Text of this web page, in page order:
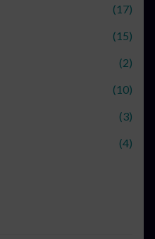
(17)
(15)
(2)
(10)
(3)
(4)